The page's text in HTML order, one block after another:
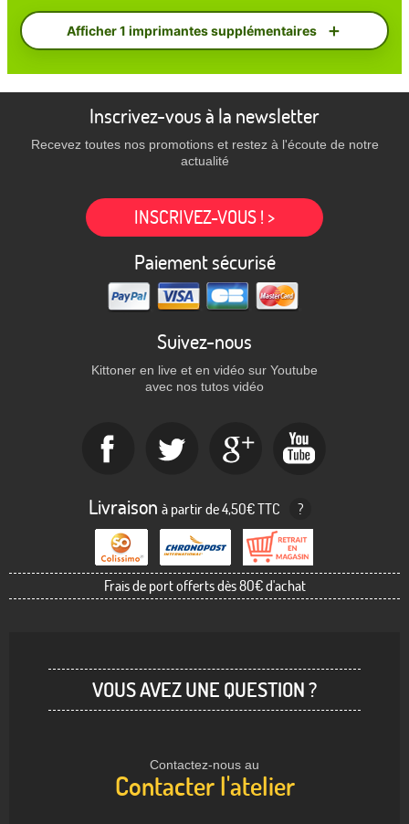
Afficher 1 imprimantes supplémentaires
Inscrivez-vous à la newsletter
Recevez toutes nos promotions et restez à l'écoute de notre
actualité
INSCRIVEZ-VOUS ! >
Paiement sécurisé
Suivez-nous
Kittoner en live et en vidéo sur Youtube
avec nos tutos vidéo
Livraison à partir de 4,50€ TTC ?
Frais de port offerts dès 80€ d'achat
VOUS AVEZ UNE QUESTION ?
Contactez-nous au
Contacter l'atelier